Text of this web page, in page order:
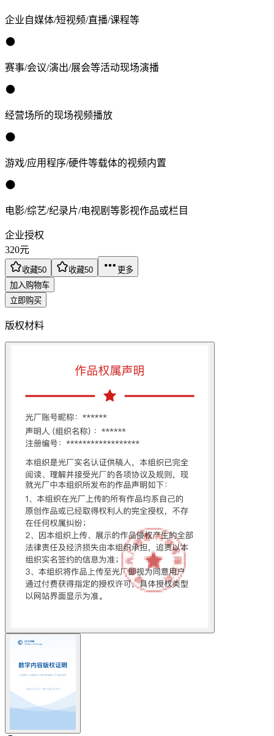
企业自媒体/短视频/直播/课程等
赛事/会议/演出/展会等活动现场演播
经营场所的现场视频播放
游戏/应用程序/硬件等载体的视频内置
电影/综艺/纪录片/电视剧等影视作品或栏目
企业授权
320元
收藏50 收藏50
更多
加入购物车
立即购买
版权材料